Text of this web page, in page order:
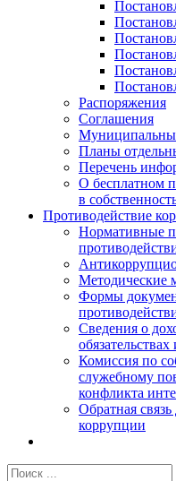
Распоряжения
Соглашения
Планы
Перечень
О бесплатном
в
Противодействие
Нормативные
Методические
Формы
Сведения о
Комиссия по
служебному
конфликта
Обратная
коррупции
Результат